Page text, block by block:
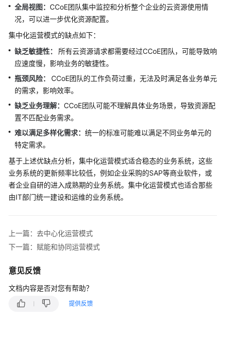
Landing
设
计
安
全
架
构
设
计
台
工
程
营
式
么
全局视图： CCoE团队集中监控和分析整个企业的云资源使用情
况，可以进一步优化资源配置。
集中化运营模式的缺点如下：
缺乏敏捷性： 所有云资源请求都需要经过CCoE团队，可能导致响
应速度慢，影响业务的敏捷性。
瓶颈风险： CCoE团队的工作负荷过重，无法及时满足各业务单元
的需求，影响效率。
缺乏业务理解： CCoE团队可能不理解具体业务场景，导致资源配
置不匹配业务需求。
难以满足多样化需求： 统一的标准可能难以满足不同业务单元的
特定需求。
基于上述优缺点分析，集中化运营模式适合稳态的业务系统，这些
业务系统的更新频率比较低，例如企业采购的SAP等商业软件，或
者企业自研的进入成熟期的业务系统。集中化运营模式也适合那些
由IT部门统一建设和运维的业务系统。
上一篇：去中心化运营模式
下一篇：赋能和协同运营模式
意见反馈
文档内容是否对您有帮助？
提供反馈